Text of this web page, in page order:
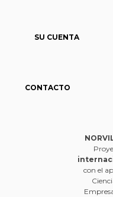
SU CUENTA
CONTACTO
con el